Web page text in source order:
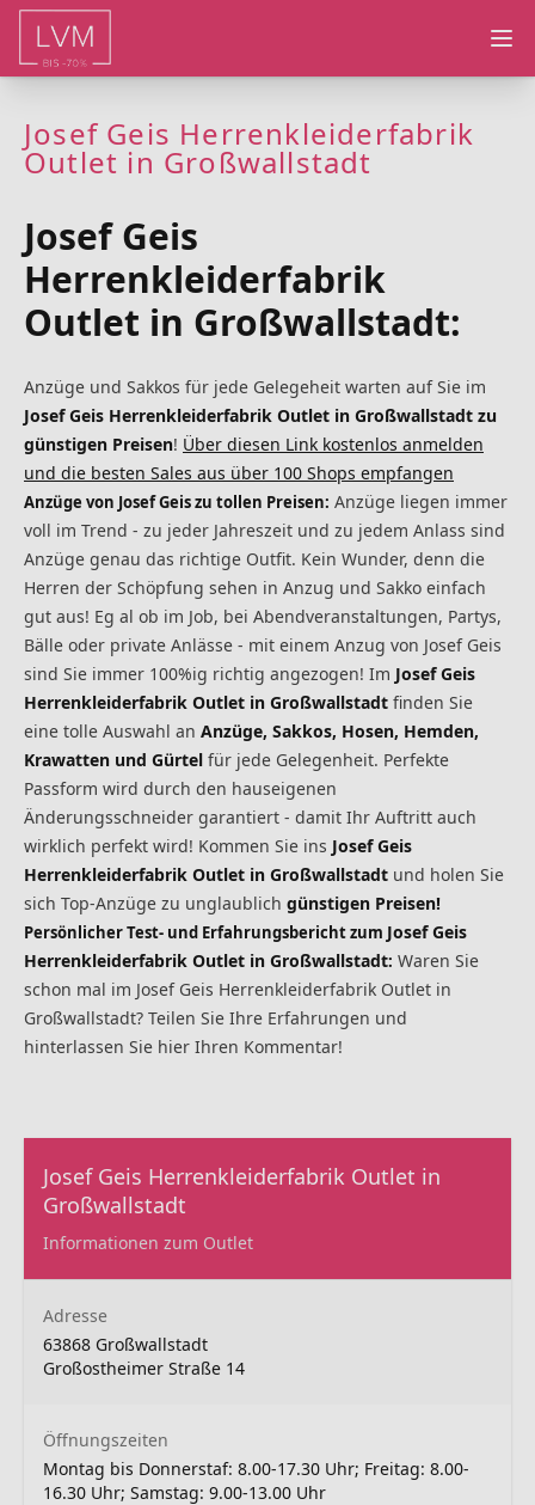
Josef Geis Herrenkleiderfabrik
Outlet in Großwallstadt
Josef Geis
Herrenkleiderfabrik
Outlet in Großwallstadt:
Anzüge und Sakkos für jede Gelegeheit warten auf Sie im
Josef Geis Herrenkleiderfabrik Outlet in Großwallstadt zu
günstigen Preisen! Über diesen Link kostenlos anmelden
und die besten Sales aus über 100 Shops empfangen
Anzüge von Josef Geis zu tollen Preisen: Anzüge liegen immer
voll im Trend - zu jeder Jahreszeit und zu jedem Anlass sind
Anzüge genau das richtige Outfit. Kein Wunder, denn die
Herren der Schöpfung sehen in Anzug und Sakko einfach
gut aus! Eg al ob im Job, bei Abendveranstaltungen, Partys,
Bälle oder private Anlässe - mit einem Anzug von Josef Geis
sind Sie immer 100%ig richtig angezogen! Im Josef Geis
Herrenkleiderfabrik Outlet in Großwallstadt finden Sie
eine tolle Auswahl an Anzüge, Sakkos, Hosen, Hemden,
Krawatten und Gürtel für jede Gelegenheit. Perfekte
Passform wird durch den hauseigenen
Änderungsschneider garantiert - damit Ihr Auftritt auch
wirklich perfekt wird! Kommen Sie ins Josef Geis
Herrenkleiderfabrik Outlet in Großwallstadt und holen Sie
sich Top-Anzüge zu unglaublich günstigen Preisen!
Persönlicher Test- und Erfahrungsbericht zum Josef Geis
Herrenkleiderfabrik Outlet in Großwallstadt: Waren Sie
schon mal im Josef Geis Herrenkleiderfabrik Outlet in
Großwallstadt? Teilen Sie Ihre Erfahrungen und
hinterlassen Sie hier Ihren Kommentar!
Josef Geis Herrenkleiderfabrik Outlet in
Großwallstadt
Informationen zum Outlet
Adresse
63868 Großwallstadt
Großostheimer Straße 14
Öffnungszeiten
Montag bis Donnerstaf: 8.00-17.30 Uhr; Freitag: 8.00-
16.30 Uhr; Samstag: 9.00-13.00 Uhr